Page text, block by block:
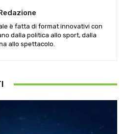
è fatta di format innovativi con
dalla politica allo sport, dalla
allo spettacolo.